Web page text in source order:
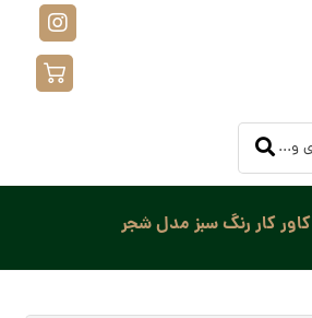
کاور کار رنگ سبز مدل شجر